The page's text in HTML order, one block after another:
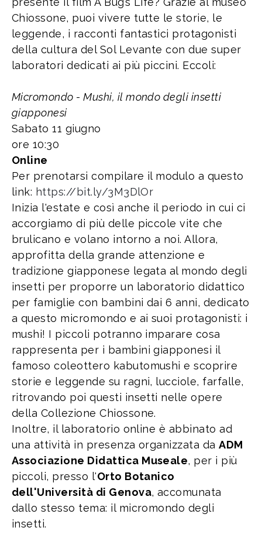
Chiossone, puoi vivere tutte le storie, le
leggende, i racconti fantastici protagonisti
della cultura del Sol Levante con due super
laboratori dedicati ai più piccini. Eccoli:
Micromondo - Mushi, il mondo degli insetti
giapponesi
Sabato 11 giugno
ore 10:30
Online
Per prenotarsi compilare il modulo a questo
link: https://bit.ly/3M3DlOr
Inizia l'estate e così anche il periodo in cui ci
accorgiamo di più delle piccole vite che
brulicano e volano intorno a noi. Allora,
approfitta della grande attenzione e
tradizione giapponese legata al mondo degli
insetti per proporre un laboratorio didattico
per famiglie con bambini dai 6 anni, dedicato
a questo micromondo e ai suoi protagonisti: i
mushi! I piccoli potranno imparare cosa
rappresenta per i bambini giapponesi il
famoso coleottero kabutomushi e scoprire
storie e leggende su ragni, lucciole, farfalle,
ritrovando poi questi insetti nelle opere
della Collezione Chiossone.
Inoltre, il laboratorio online è abbinato ad
una attività in presenza organizzata daADM
Associazione Didattica Museale, per i più
piccoli, presso l'Orto Botanico
dell'Università di Genova, accomunata
dallo stesso tema: il micromondo degli
insetti.